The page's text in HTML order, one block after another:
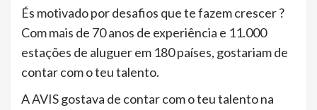
És motivado por desafios que te fazem crescer ?
Com mais de 70 anos de experiência e 11.000
estações de aluguer em 180 países, gostariam de
contar com o teu talento.
A AVIS gostava de contar com o teu talento na